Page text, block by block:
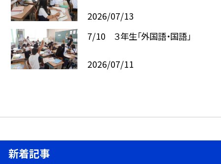
2026/07/13
7/10 ３年生「外国語・国語」
2026/07/11
新着記事